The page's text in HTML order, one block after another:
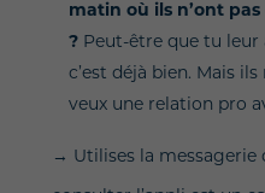
matin où ils n’ont
? Peut-être que tu leur
c’est déjà bien. Mais
veux une relation pro
→ Utilises la messagerie